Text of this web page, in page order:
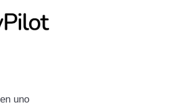
uno